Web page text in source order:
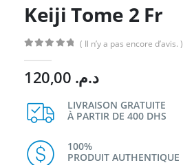
Keiji Tome 2 Fr
( Il n’y a pas encore d’avis. )
د.م.
LIVRAISON GRATUITE
À PARTIR DE 400 DHS
100%
PRODUIT AUTHENTIQUE